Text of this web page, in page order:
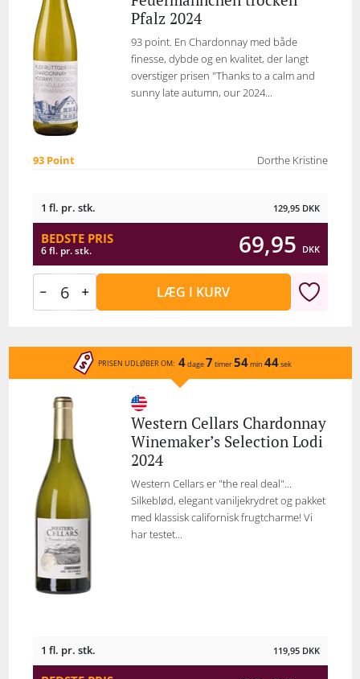
Pfalz 2024
93 point. En Chardonnay med både
finesse, dybde og en kvalitet, der langt
overstiger prisen "Thanks to a calm and
sunny late autumn, our 2024...
93 Point Dorthe Kristine
1 fl. pr. stk. 129,95 DKK
BEDSTE PRIS
6 fl. pr. stk. 69,95 DKK
LÆG I KURV
PRISEN UDLØBER OM: 4dage7 timer54min 44sek
Western Cellars Chardonnay
Winemaker’s Selection Lodi
2024
Western Cellars er "the real deal"...
Silkeblød, elegant vaniljekrydret og pakket
med klassisk californisk frugtcharme! Vi
har testet...
1 fl. pr. stk. 119,95 DKK